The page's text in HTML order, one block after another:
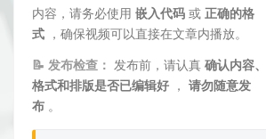
内容，请务必使用 嵌入代码 或 正确的格
式 ，确保视频可以直接在文章内播放。
📝 发布检查： 发布前，请认真 确认内容、
格式和排版是否已编辑好 ， 请勿随意发
布 。